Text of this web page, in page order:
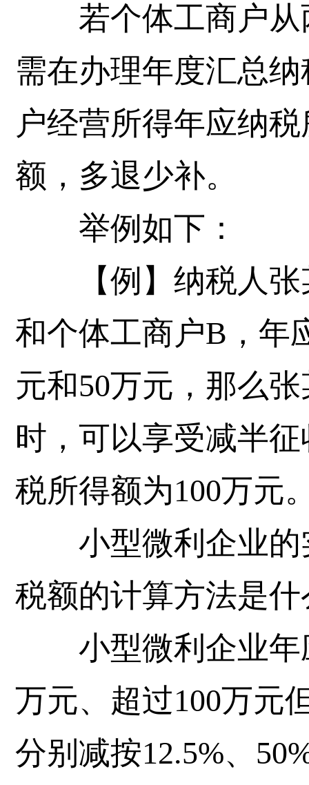
若个体工商户从
需在办理年度汇总
户经营所得年应纳
额，多退少补。
举例如下：
【例】纳税人张
和个体工商户B，年
元和50万元，那么
时，可以享受减半
税所得额为100万元
小型微利企业的
税额的计算方法是什
小型微利企业年
万元、超过100万元
分别减按12.5%、